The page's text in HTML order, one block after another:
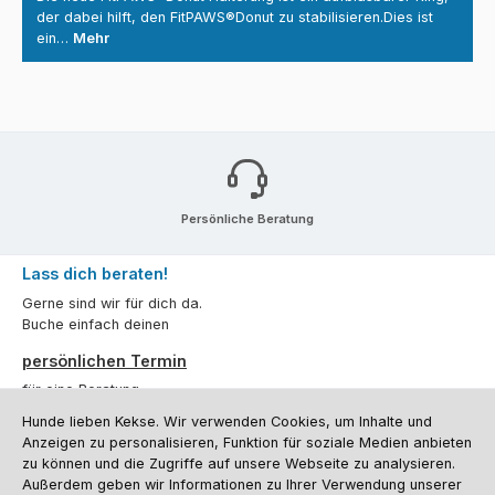
der dabei hilft, den FitPAWS®Donut zu stabilisieren.Dies ist
ein… Mehr
Persönliche Beratung
Lass dich beraten!
Gerne sind wir für dich da.
Buche einfach deinen
persönlichen Termin
für eine Beratung.
Oder über unserKontaktformular.
Vertrag widerrufen
Hunde lieben Kekse. Wir verwenden Cookies, um Inhalte und
Anzeigen zu personalisieren, Funktion für soziale Medien anbieten
zu können und die Zugriffe auf unsere Webseite zu analysieren.
Außerdem geben wir Informationen zu Ihrer Verwendung unserer